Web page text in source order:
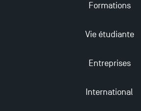
Formations
Vie étudiante
Entreprises
International